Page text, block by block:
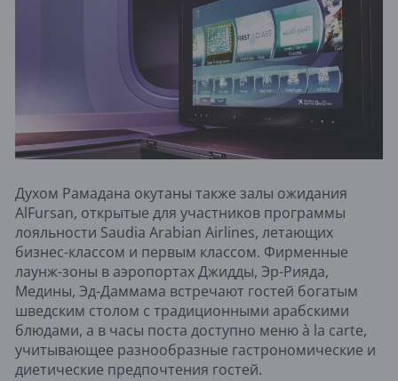
Духом Рамадана окутаны также залы ожидания
AlFursan, открытые для участников программы
лояльности Saudia Arabian Airlines, летающих
бизнес-классом и первым классом. Фирменные
лаунж-зоны в аэропортах Джидды, Эр-Рияда,
Медины, Эд-Даммама встречают гостей богатым
шведским столом с традиционными арабскими
блюдами, а в часы поста доступно меню à la carte,
учитывающее разнообразные гастрономические и
диетические предпочтения гостей.